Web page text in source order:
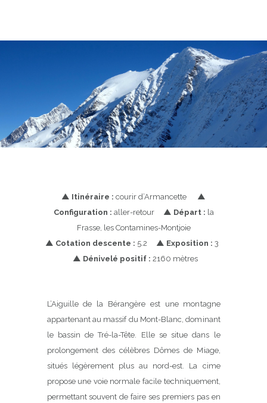
▲ Itinéraire : courir d’Armancette ▲
Configuration : aller-retour ▲ Départ : la
Frasse, les Contamines-Montjoie
▲ Cotation descente : 5.2 ▲ Exposition : 3
▲ Dénivelé positif : 2160 mètres
L’Aiguille de la Bérangère est une montagne
appartenant au massif du Mont-Blanc, dominant
le bassin de Tré-la-Tête. Elle se situe dans le
prolongement des célèbres Dômes de Miage,
situés légèrement plus au nord-est. La cime
propose une voie normale facile techniquement,
permettant souvent de faire ses premiers pas en